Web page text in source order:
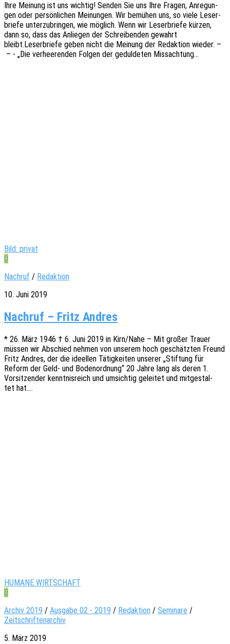
Ihre Meinung ist uns wich­tig! Senden Sie uns Ihre Fragen, Anre­gun­
gen oder persön­li­chen Meinun­gen. Wir bemü­hen uns, so viele Leser­
brie­fe unter­zu­brin­gen, wie möglich. Wenn wir Leser­brie­fe kürzen,
dann so, dass das Anlie­gen der Schrei­ben­den gewahrt
bleibt.Leserbriefe geben nicht die Meinung der Redak­ti­on wieder. –
– - „Die verhee­ren­den Folgen der gedul­de­ten Missachtung…
Bild: privat
0
Nachruf / Redaktion
10. Juni 2019
Nachruf – Fritz Andres
* 26. März 1946 † 6. Juni 2019 in Kirn/Nahe – Mit großer Trauer
müssen wir Abschied nehmen von unse­rem hoch geschätz­ten Freund
Fritz Andres, der die ideel­len Tätig­kei­ten unse­rer „Stif­tung für
Reform der Geld- und Boden­ord­nung“ 20 Jahre lang als deren 1.
Vorsit­zen­der kennt­nis­reich und umsich­tig gelei­tet und mitge­stal­
tet hat.…
HUMANE WIRTSCHAFT
0
Archiv 2019 / Ausgabe 02 - 2019 / Redaktion / Seminare /
Zeitschriftenarchiv
5. März 2019